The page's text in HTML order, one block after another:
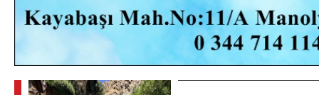
GÜNLÜK HABER AKIŞI
GÖKSUN HAFIZLIK KIZ KUR’AN KURSU
ÖĞRENCILERINE DARENDE GEZISI.